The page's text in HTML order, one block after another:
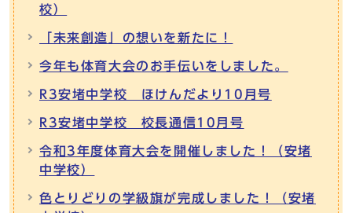
校）
「未来創造」の想いを新たに！
今年も体育大会のお手伝いをしました。
R3安堵中学校 ほけんだより10月号
R3安堵中学校 校長通信10月号
令和3年度体育大会を開催しました！（安堵
中学校）
色とりどりの学級旗が完成しました！（安堵